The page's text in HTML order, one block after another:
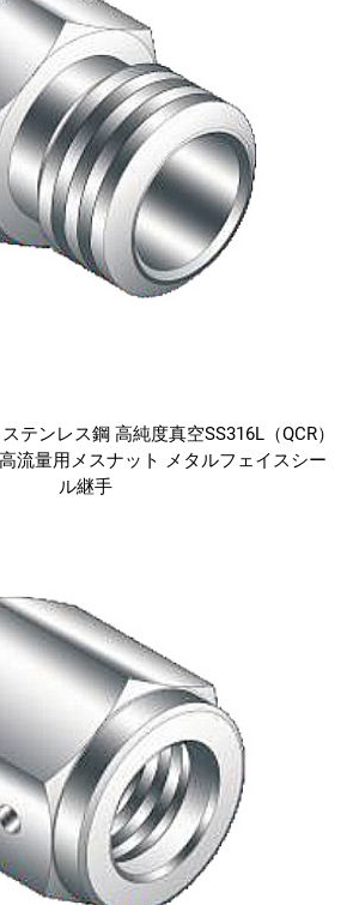
テンレス鋼 高純度真空SS316L（QCR）
流量用メスナット メタルフェイスシー
ル継手